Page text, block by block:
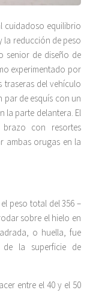
cuidadoso equilibrio
la reducción de peso
senior de diseño de
experimentado por
del vehículo
par de esquís con un
la parte delantera. El
con resortes
ambas orugas en la
peso total del 356 –
sobre el hielo en
o huella, fue
la superficie de
entre el 40 y el 50